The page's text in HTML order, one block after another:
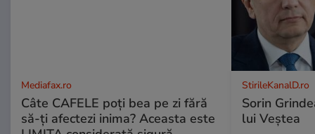
Mediafax.ro
Câte CAFELE poți bea pe zi fără
să-ți afectezi inima? Aceasta este
StirileKanalD.ro
Sorin
lui Veștea